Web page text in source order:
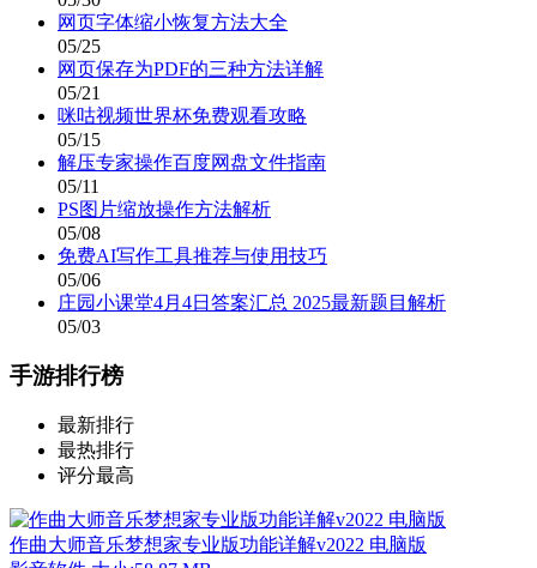
网页字体缩小恢复方法大全
05/25
网页保存为PDF的三种方法详解
05/21
咪咕视频世界杯免费观看攻略
05/15
解压专家操作百度网盘文件指南
05/11
PS图片缩放操作方法解析
05/08
免费AI写作工具推荐与使用技巧
05/06
庄园小课堂4月4日答案汇总 2025最新题目解析
05/03
手游排行榜
最新排行
最热排行
评分最高
作曲大师音乐梦想家专业版功能详解v2022 电脑版